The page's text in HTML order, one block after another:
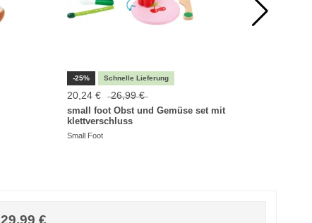
-25%
20,24 € 26,99 €
small foot Obst und Gemüse set mit
klettverschluss
Small Foot
29,99 €